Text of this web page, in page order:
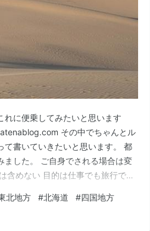
れに便乗してみたいと思います
その中でちゃんとル
て書いていきたいと思います。 都
ました。 ご自身でされる場合は変
含めない 目的は仕事でも旅行でも
準とします。 ２.に関しては全国
北地方 #北海道 #四国地方